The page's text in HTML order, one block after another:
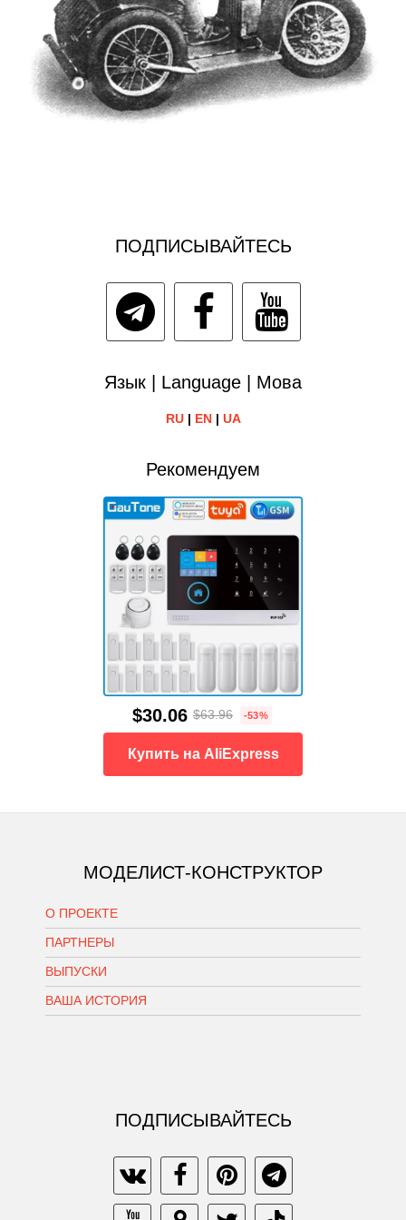
ПОДПИСЫВАЙТЕСЬ
Язык | Language | Мова
RU| EN| UA
Рекомендуем
$30.06 $63.96 -53%
Купить на AliExpress
МОДЕЛИСТ-КОНСТРУКТОР
О ПРОЕКТЕ
ПАРТНЕРЫ
ВЫПУСКИ
ВАША ИСТОРИЯ
ПОДПИСЫВАЙТЕСЬ